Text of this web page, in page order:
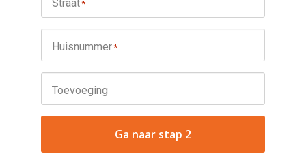
Straat*
Huisnummer*
Toevoeging
Ga naar stap 2